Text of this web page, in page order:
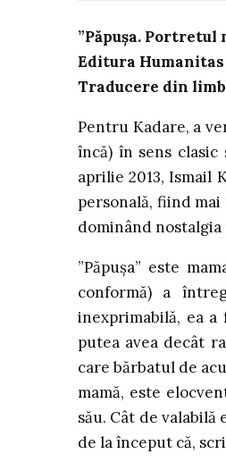
”Păpușa. Portretul
Editura Humanitas
Traducere din
Pentru Kadare, a
încă) în sens clasic
aprilie 2013, Ismail
personală, fiind
dominând
”Păpușa” este
conformă) a
inexprimabilă, ea
putea avea decât
care bărbatul de
mamă, este
său. Cât de
de la început că,